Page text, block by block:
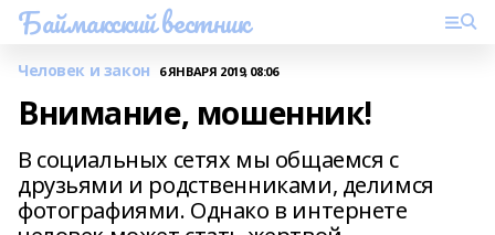
Баймакский вестник
Человек и закон 6 ЯНВАРЯ 2019, 08:06
Внимание, мошенник!
В социальных сетях мы общаемся с
друзьями и родственниками, делимся
фотографиями. Однако в интернете